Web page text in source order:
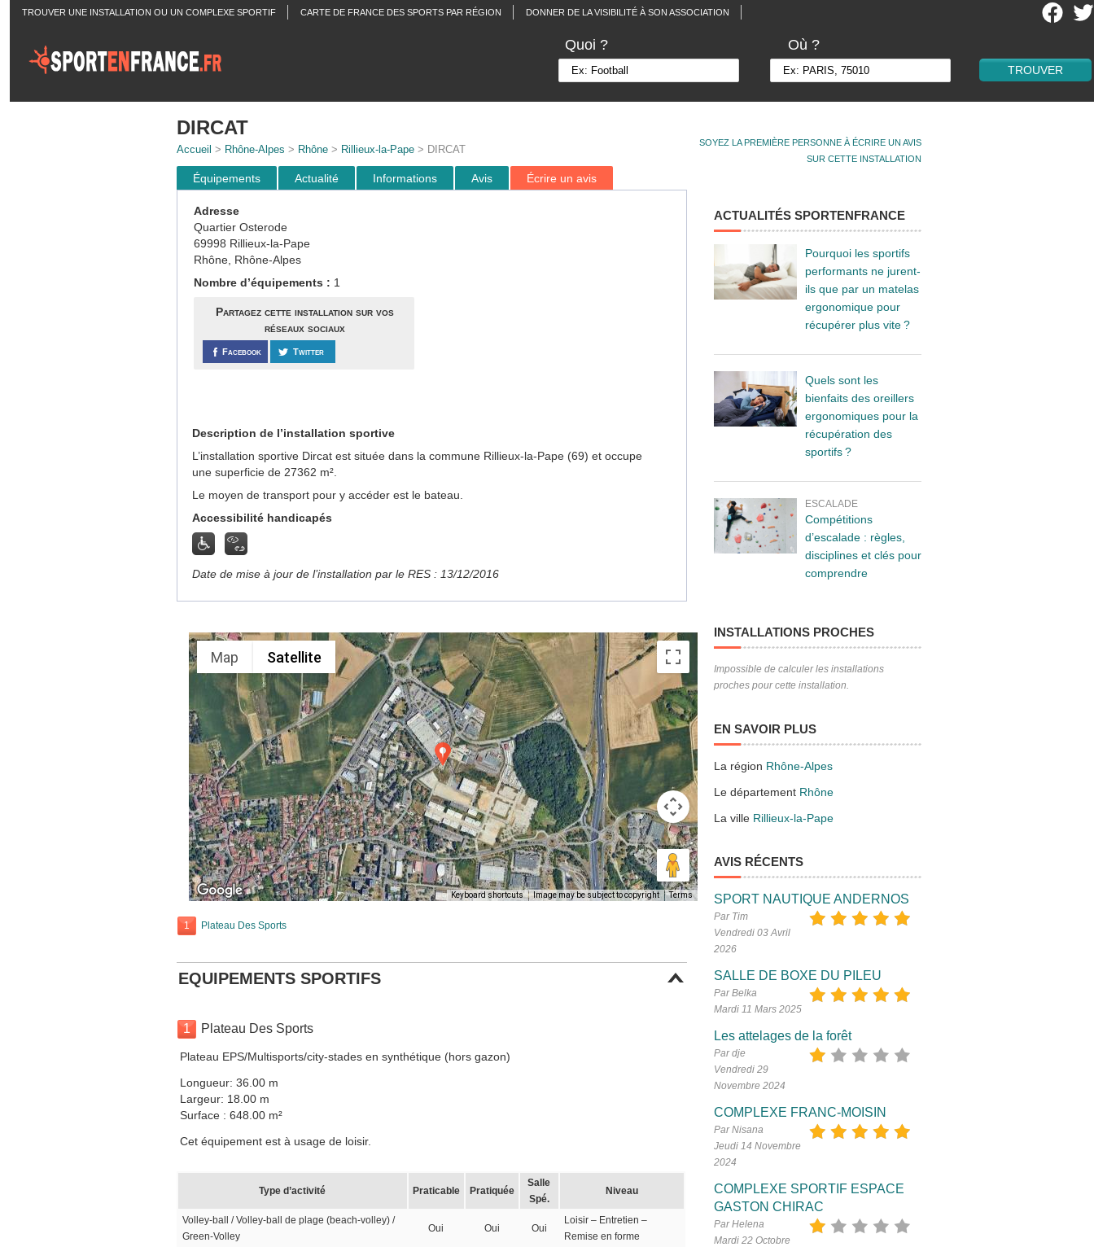
TROUVER UNE INSTALLATION OU UN COMPLEXE SPORTIF CARTE DE FRANCE DES SPORTS PAR RÉGION DONNER DE LA VISIBILITÉ À SON ASSOCIATION
Quoi ? Où ?
SOYEZ LA PREMIÈRE PERSONNE À ÉCRIRE UN AVIS
SUR CETTE INSTALLATION
DIRCAT
Accueil > Rhône-Alpes > Rhône> Rillieux-la-Pape> DIRCAT
Équipements Actualité Informations Avis Écrire un avis
Adresse
Quartier Osterode
69998 Rillieux-la-Pape
Rhône, Rhône-Alpes
Nombre d’équipements : 1
Partagez cette installation sur vos
réseaux sociaux
Facebook Twitter
Description de l’installation sportive
L’installation sportive Dircat est située dans la commune Rillieux-la-Pape (69) et occupe
une superficie de 27362 m².
Le moyen de transport pour y accéder est le bateau.
Accessibilité handicapés
Date de mise à jour de l’installation par le RES : 13/12/2016
Map Satellite
Keyboard shortcuts Image may be subject to copyright Terms
1 Plateau Des Sports
EQUIPEMENTS SPORTIFS
1 Plateau Des Sports
Plateau EPS/Multisports/city-stades en synthétique (hors gazon)
Longueur: 36.00 m
Largeur: 18.00 m
Surface : 648.00 m²
Cet équipement est à usage de loisir.
Type d’activité Praticable Pratiquée
Salle
Spé.
Niveau
Volley-ball / Volley-ball de plage (beach-volley) /
Green-Volley
Oui Oui Oui
Loisir – Entretien –
Remise en forme
ACTUALITÉS SPORTENFRANCE
Pourquoi les sportifs
performants ne jurent-
ils que par un matelas
ergonomique pour
récupérer plus vite ?
Quels sont les
bienfaits des oreillers
ergonomiques pour la
récupération des
sportifs ?
ESCALADE
Compétitions
d’escalade : règles,
disciplines et clés pour
comprendre
INSTALLATIONS PROCHES
Impossible de calculer les installations
proches pour cette installation.
EN SAVOIR PLUS
La région Rhône-Alpes
Le département Rhône
La ville Rillieux-la-Pape
AVIS RÉCENTS
SPORT NAUTIQUE ANDERNOS
Par Tim
Vendredi 03 Avril
2026
SALLE DE BOXE DU PILEU
Par Belka
Mardi 11 Mars 2025
Les attelages de la forêt
Par dje
Vendredi 29
Novembre 2024
COMPLEXE FRANC-MOISIN
Par Nisana
Jeudi 14 Novembre
2024
COMPLEXE SPORTIF ESPACE
GASTON CHIRAC
Par Helena
Mardi 22 Octobre